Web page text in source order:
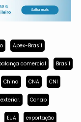
Apex-Brasil
comercial Brasil
China CNA CNI
Conab
EUA exportação